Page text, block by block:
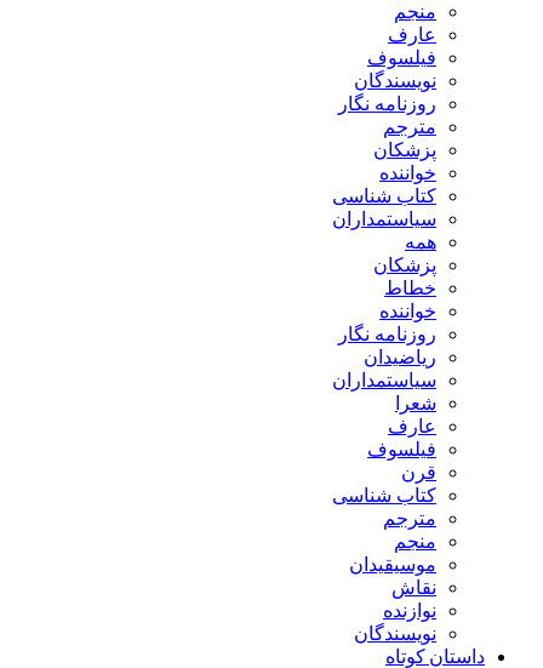
منجم
عارف
فیلسوف
نویسندگان
روزنامه نگار
مترجم
پزشکان
خواننده
کتاب شناسی
سیاستمداران
همه
پزشکان
خطاط
خواننده
روزنامه نگار
ریاضیدان
سیاستمداران
شعرا
عارف
فیلسوف
قرن
کتاب شناسی
مترجم
منجم
موسیقیدان
نقاش
نوازنده
نویسندگان
داستان کوتاه